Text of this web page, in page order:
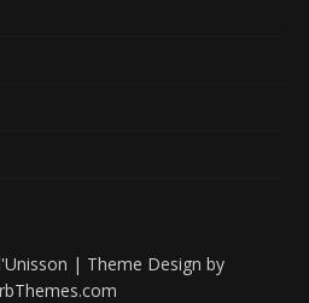
| Theme Design by